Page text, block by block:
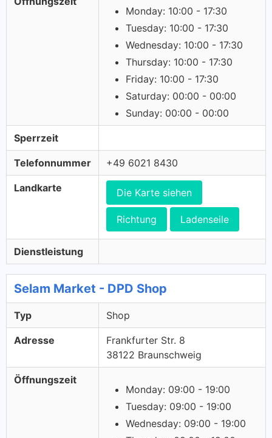
Monday: 10:00 - 17:30
Tuesday: 10:00 - 17:30
Wednesday: 10:00 - 17:30
Thursday: 10:00 - 17:30
Friday: 10:00 - 17:30
Saturday: 00:00 - 00:00
Sunday: 00:00 - 00:00
Sperrzeit
Telefonnummer +49 6021 8430
Landkarte Die Karte siehen
Richtung Ladenseile
Dienstleistung
Selam Market - DPD Shop
Typ Shop
Adresse
Frankfurter Str. 8
38122 Braunschweig
Öffnungszeit
Monday: 09:00 - 19:00
Tuesday: 09:00 - 19:00
Wednesday: 09:00 - 19:00